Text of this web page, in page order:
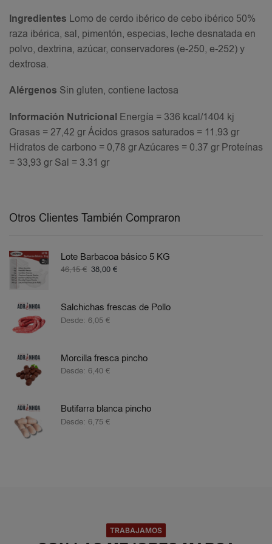
Ingredientes Lomo de cerdo ibérico de cebo ibérico 50%
raza ibérica, sal, pimentón, especias, leche desnatada en
polvo, dextrina, azúcar, conservadores (e-250, e-252) y
dextrosa.
Alérgenos Sin gluten, contiene lactosa
Información Nutricional Energía = 336 kcal/1404 kj
Grasas = 27,42 gr Ácidos grasos saturados = 11.93 gr
Hidratos de carbono = 0,78 gr Azúcares = 0.37 gr Proteínas
= 33,93 gr Sal = 3.31 gr
Otros Clientes También Compraron
Lote Barbacoa básico 5 KG
46,15€ 38,00 €
Salchichas frescas de Pollo
Desde: 6,05 €
Morcilla fresca pincho
Desde: 6,40 €
Butifarra blanca pincho
Desde: 6,75 €
TRABAJAMOS